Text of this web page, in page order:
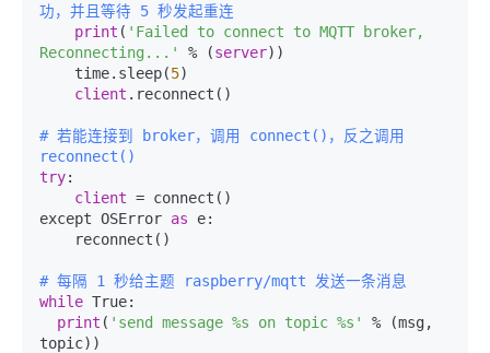
功，并且等待 5 秒发起重连
print ( 'Failed to connect to MQTT broker,
Reconnecting...'
% (server))
    time.sleep(
5)
client .reconnect()
# 若能连接到 broker，调用 connect()，反之调用
reconnect()
try:
client = connect()
except OSError as e:
# 每隔 1 秒给主题 raspberry/mqtt 发送一条消息
while True:
print ( 'send message %s on topic %s'
% (msg,
topic))